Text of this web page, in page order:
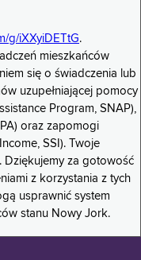
g/iXXyiDETtG.
mieszkańców
się o świadczenia lub
uzupełniającej pomocy
Program, SNAP),
oraz zapomogi
SSI). Twoje
Dziękujemy za gotowość
z korzystania z tych
usprawnić system
stanu Nowy Jork.